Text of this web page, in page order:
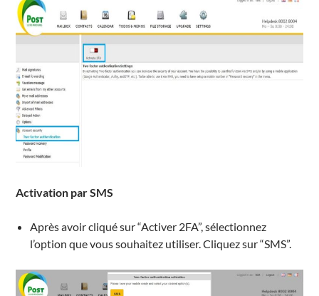
Activation par SMS
Après avoir cliqué sur “Activer 2FA”, sélectionnez
l’option que vous souhaitez utiliser. Cliquez sur “SMS”.